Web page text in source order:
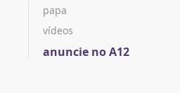
papa
vídeos
anuncie no A12